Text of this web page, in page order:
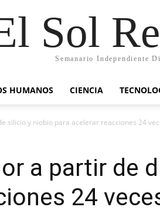
Sol
Semanario Independiente
HUMANOS CIENCIA
silicio y niobio para acelerar reacciones 24
a partir de
24